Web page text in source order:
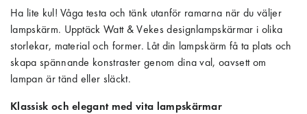
Ha lite kul! Våga testa och tänk utanför ramarna när du väljer
lampskärm. Upptäck Watt & Vekes designlampskärmar i olika
storlekar, material och former. Låt din lampskärm få ta plats och
skapa spännande konstraster genom dina val, oavsett om
lampan är tänd eller släckt.
Klassisk och elegant med vita lampskärmar